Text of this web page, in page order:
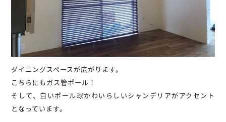
ダイニングスペースが広がります。
こちらにもガス管ポール！
そして、白いポール球かわいらしいシャンデリアがアクセント
となっています。